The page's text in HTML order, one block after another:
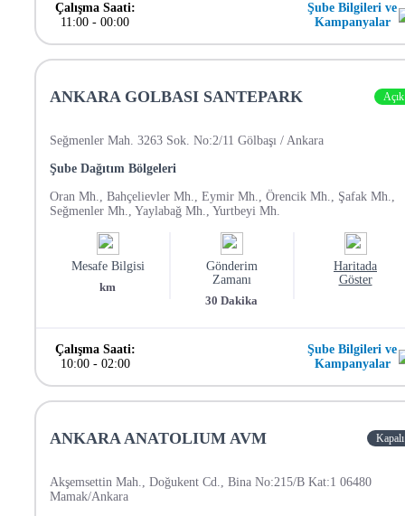
Çalışma Saati:
11:00 - 00:00
Şube Bilgileri ve
Kampanyalar
ANKARA GOLBASI SANTEPARK Açık
Seğmenler Mah. 3263 Sok. No:2/11 Gölbaşı / Ankara
Şube Dağıtım Bölgeleri
Oran Mh., Bahçelievler Mh., Eymir Mh., Örencik Mh., Şafak Mh.,
Seğmenler Mh., Yaylabağ Mh., Yurtbeyi Mh.
Mesafe Bilgisi
km
Gönderim
Zamanı
30 Dakika
Haritada
Göster
Çalışma Saati:
10:00- 02:00
Şube Bilgileri ve
Kampanyalar
ANKARA ANATOLIUM AVM Kapalı
Akşemsettin Mah., Doğukent Cd., Bina No:215/B Kat:1 06480
Mamak/Ankara